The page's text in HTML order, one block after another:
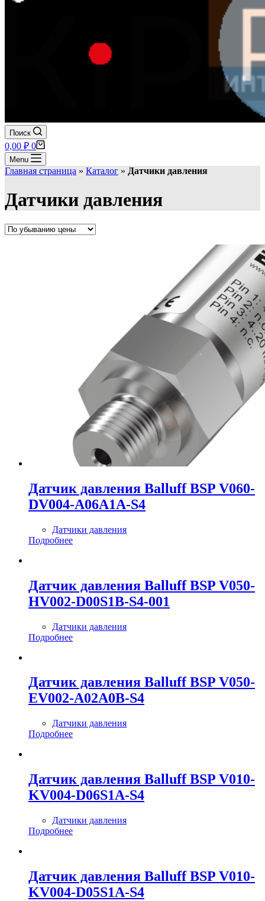
Поиск
Корзина
0,00 ₽ 0
Menu
Главная страница » Каталог » Датчики давления
Датчики давления
Датчик давления Balluff BSP V060-
DV004-A06A1A-S4
Датчики давления
Подробнее
Датчик давления Balluff BSP V050-
HV002-D00S1B-S4-001
Датчики давления
Подробнее
Датчик давления Balluff BSP V050-
EV002-A02A0B-S4
Датчики давления
Подробнее
Датчик давления Balluff BSP V010-
KV004-D06S1A-S4
Датчики давления
Подробнее
Датчик давления Balluff BSP V010-
KV004-D05S1A-S4